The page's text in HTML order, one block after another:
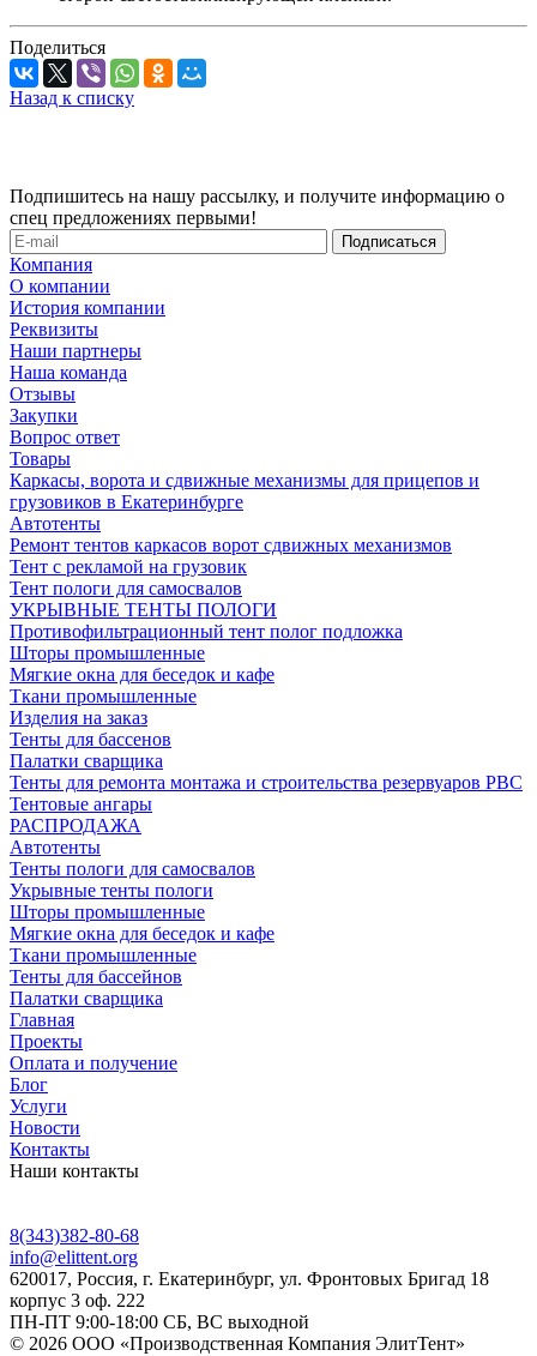
Поделиться
Назад к списку
Подпишитесь на нашу рассылку, и получите информацию о
спец предложениях первыми!
Компания
О компании
История компании
Реквизиты
Наши партнеры
Наша команда
Отзывы
Закупки
Вопрос ответ
Товары
Каркасы, ворота и сдвижные механизмы для прицепов и
грузовиков в Екатеринбурге
Автотенты
Ремонт тентов каркасов ворот сдвижных механизмов
Тент с рекламой на грузовик
Тент пологи для самосвалов
УКРЫВНЫЕ ТЕНТЫ ПОЛОГИ
Противофильтрационный тент полог подложка
Шторы промышленные
Мягкие окна для беседок и кафе
Ткани промышленные
Изделия на заказ
Тенты для бассенов
Палатки сварщика
Тенты для ремонта монтажа и строительства резервуаров РВС
Тентовые ангары
РАСПРОДАЖА
Автотенты
Тенты пологи для самосвалов
Укрывные тенты пологи
Шторы промышленные
Мягкие окна для беседок и кафе
Ткани промышленные
Тенты для бассейнов
Палатки сварщика
Главная
Проекты
Оплата и получение
Блог
Услуги
Новости
Контакты
Наши контакты
8(343)382-80-68
info@elittent.org
620017, Россия, г. Екатеринбург, ул. Фронтовых Бригад 18
корпус 3 оф. 222
ПН-ПТ 9:00-18:00 СБ, ВС выходной
© 2026 ООО «Производственная Компания ЭлитТент»